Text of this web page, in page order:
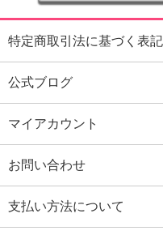
特定商取引法に基づく表記
公式ブログ
マイアカウント
お問い合わせ
支払い方法について